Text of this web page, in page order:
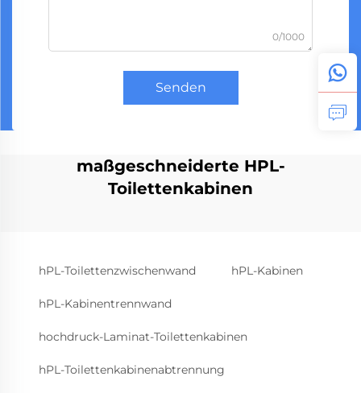
0/1000
Senden
maßgeschneiderte HPL-
Toilettenkabinen
hPL-Toilettenzwischenwand hPL-Kabinen
hPL-Kabinentrennwand
hochdruck-Laminat-Toilettenkabinen
hPL-Toilettenkabinenabtrennung